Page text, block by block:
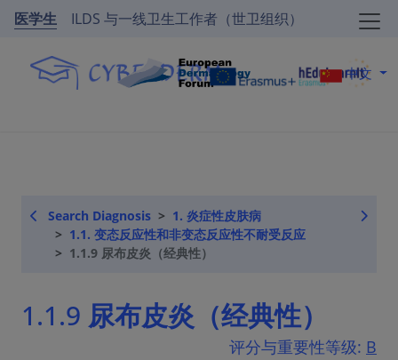
医学生 ILDS 与一线卫生工作者（世卫组织）
中文
Search Diagnosis
1. 炎症性皮肤病
1.1. 变态反应性和非变态反应性不耐受反应
1.1.9 尿布皮炎（经典性）
1.1.9 尿布皮炎（经典性）
评分与重要性等级: B